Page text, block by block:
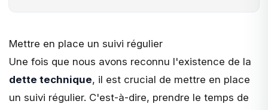
Mettre en place un suivi régulier
Une fois que nous avons reconnu l'existence de la
dette technique, il est crucial de mettre en place
un suivi régulier. C'est-à-dire, prendre le temps de